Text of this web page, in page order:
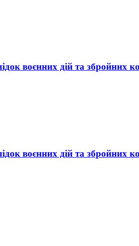
воєнних дій та збройних
воєнних дій та збройних